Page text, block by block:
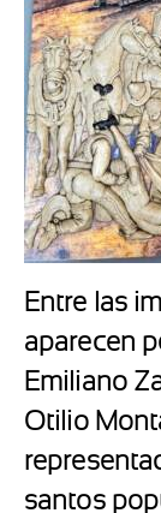
Entre las
aparecen
Emiliano
Otilio
santos